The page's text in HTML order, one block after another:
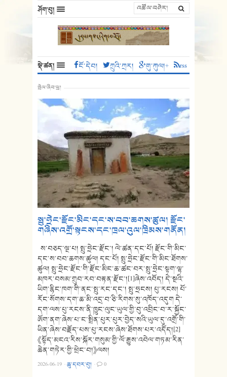
ཤོག་བུ།
སྡེ་ཚན། ངོ་དེབ། ཀྲུའི་ཀྲར། གུ་ཀུལ།+ rss
སྤེལ་ཞིབ་ཕྲ།
སྤུ་ཧྲེང་རྫོང་མིང་དང་ས་བབ་ཆགས་ཚུལ། རྫོང་
གཞིས་འགྲོ་སྟངས་དང་ཁྲལ་འུལ་ཁྲིམས་གནོན།
ས་བཅད་ལྔ་པ། སྤུ་ཧྲེང་རྫོང་། ལེ་ཚན་དང་པོ། རྫོང་གི་མིང་
དང་ས་བབ་ཆགས་ཚུལ། དང་པོ། སྤུ་ཧྲེང་རྫོང་གི་མིང་ཐོགས་
ཚུལ། སྤུ་ཧྲེང་རྫོང་གི་རྫོང་མིང་ཆ་ཚང་བར་སྤུ་ཧྲེང་སྟག་ལྷ་
མཁར་བསམ་གྲུབ་རབ་བརྟན་རྫོང་།[1]ཞེས་འབོད། དེ་སྔའི་
ཡིག་རྙིང་ཁག་གི་ནང་སྤུ་རང་དང་། སྤུ་ཧྲངས། པུ་རངས། པོ་
རོང་སོགས་དག་ཆ་མི་འདྲ་བ་ཅི་རིགས་སུ་འཁོད་འདུག དེ་
དག་ལས་པུ་རངས་ནི་ཁྱུང་ལུང་ཡུལ་གྱི་བུ་འབྲིང་བ་ར་སྐྱོང་
ཨོག་ནག་ཞེས་པ་ང་སྤྲིན་པུར་པུར་བྱེད་སའི་ཡུལ་དུ་འགྲོ་གི་
ཡིན་ཞེས་བརྗོད་པས་པུ་རངས་ཞེས་ཐོགས་པར་འདོད།[2]
《སྟོད་མངའ་རིས་སྐོར་གསུམ་གྱི་ལོ་རྒྱུས་འབེལ་གཏམ་རིན་
ཆེན་གཏེར་གྱི་ཕྲེང་བ།》ལས།
2026-06-19 ·ཆུ་དབར་བུ། · 0